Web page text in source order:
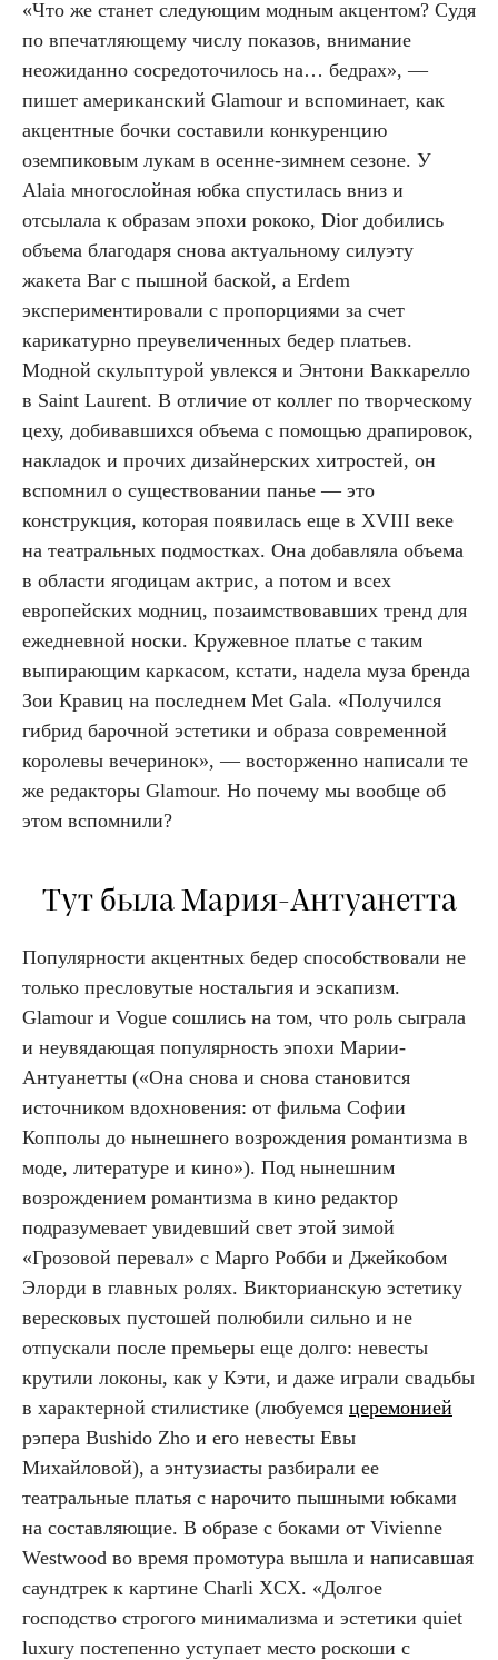
«Что же станет следующим модным акцентом? Судя
по впечатляющему числу показов, внимание
неожиданно сосредоточилось на… бедрах», —
пишет американский Glamour и вспоминает, как
акцентные бочки составили конкуренцию
оземпиковым лукам в осенне-зимнем сезоне. У
Alaia многослойная юбка спустилась вниз и
отсылала к образам эпохи рококо, Dior добились
объема благодаря снова актуальному силуэту
жакета Bar с пышной баской, а Erdem
экспериментировали с пропорциями за счет
карикатурно преувеличенных бедер платьев.
Модной скульптурой увлекся и Энтони Ваккарелло
в Saint Laurent. В отличие от коллег по творческому
цеху, добивавшихся объема с помощью драпировок,
накладок и прочих дизайнерских хитростей, он
вспомнил о существовании панье — это
конструкция, которая появилась еще в XVIII веке
на театральных подмостках. Она добавляла объема
в области ягодицам актрис, а потом и всех
европейских модниц, позаимствовавших тренд для
ежедневной носки. Кружевное платье с таким
выпирающим каркасом, кстати, надела муза бренда
Зои Кравиц на последнем Met Gala. «Получился
гибрид барочной эстетики и образа современной
королевы вечеринок», — восторженно написали те
же редакторы Glamour. Но почему мы вообще об
этом вспомнили?
Тут была Мария-Антуанетта
Популярности акцентных бедер способствовали не
только пресловутые ностальгия и эскапизм.
Glamour и Vogue сошлись на том, что роль сыграла
и неувядающая популярность эпохи Марии-
Антуанетты («Она снова и снова становится
источником вдохновения: от фильма Софии
Копполы до нынешнего возрождения романтизма в
моде, литературе и кино»). Под нынешним
возрождением романтизма в кино редактор
подразумевает увидевший свет этой зимой
«Грозовой перевал» с Марго Робби и Джейкобом
Элорди в главных ролях. Викторианскую эстетику
вересковых пустошей полюбили сильно и не
отпускали после премьеры еще долго: невесты
крутили локоны, как у Кэти, и даже играли свадьбы
в характерной стилистике (любуемся церемонией
рэпера Bushido Zho и его невесты Евы
Михайловой), а энтузиасты разбирали ее
театральные платья с нарочито пышными юбками
на составляющие. В образе с боками от Vivienne
Westwood во время промотура вышла и написавшая
саундтрек к картине Charli XCX. «Долгое
господство строгого минимализма и эстетики quiet
luxury постепенно уступает место роскоши с